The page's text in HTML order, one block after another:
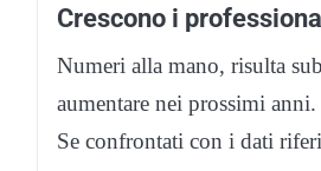
Crescono i
Numeri alla mano, risulta
aumentare nei prossimi anni.
Se confrontati con i dati